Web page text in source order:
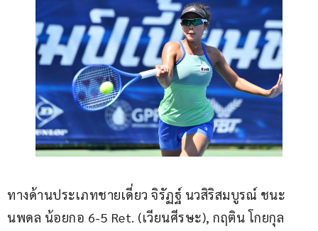
ทางด้านประเภทชายเดี่ยว จิรัฏฐ์ นวสิริสมบูรณ์ ชนะ
นพดล น้อยกอ 6-5 Ret. (เวียนศีรษะ), กฤติน โกยกุล